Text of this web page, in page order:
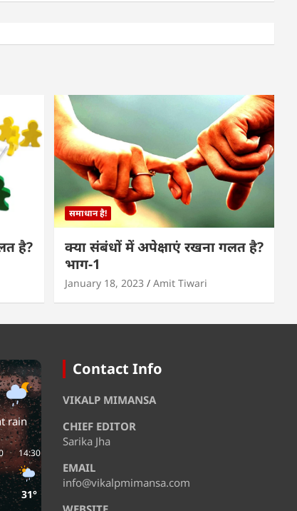
है?
समाधान है!
क्या संबंधों में अपेक्षाएं रखना गलत है?
भाग-1
January 18, 2023 Amit Tiwari
rain
14:30
31°
Contact Info
VIKALP MIMANSA
CHIEF EDITOR
Sarika Jha
EMAIL
info@vikalpmimansa.com